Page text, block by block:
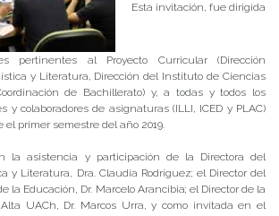
Esta invitación, fue dirigida
pertinentes al Proyecto Curricular (Dirección
y Literatura, Dirección del Instituto de Ciencias
de Bachillerato) y, a todas y todos los
y colaboradores de asignaturas (ILLI, ICED y PLAC)
primer semestre del año 2019.
la asistencia y participación de la Directora del
y Literatura, Dra. Claudia Rodríguez; el Director del
la Educación, Dr. Marcelo Arancibia; el Director de la
UACh, Dr. Marcos Urra, y como invitada en el